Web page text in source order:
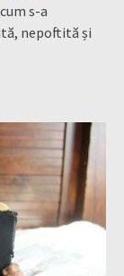
s-a
nepoftită și